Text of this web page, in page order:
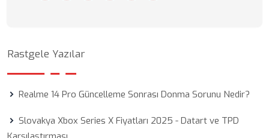
Rastgele Yazılar
Realme 14 Pro Güncelleme Sonrası Donma Sorunu Nedir?
Slovakya Xbox Series X Fiyatları 2025 - Datart ve TPD